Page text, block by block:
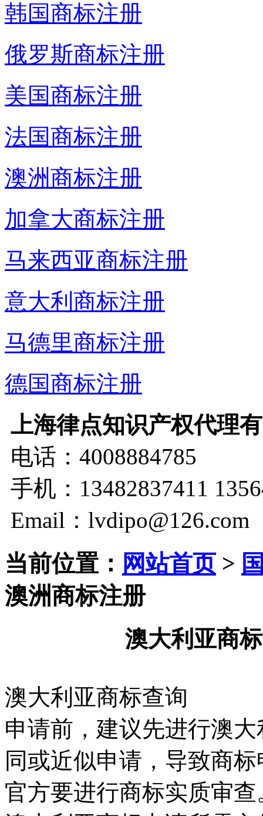
韩国商标注册
俄罗斯商标注册
美国商标注册
法国商标注册
澳洲商标注册
加拿大商标注册
马来西亚商标注册
意大利商标注册
马德里商标注册
德国商标注册
上海律点知识产权代理
电话：4008884785
手机：13482837411
Email：lvdipo@126.com
当前位置： 网站首页>
澳洲商标注册
澳大利亚商
澳大利亚商标查询
申请前，建议先进行澳
同或近似申请，导致商
官方要进行商标实质审查